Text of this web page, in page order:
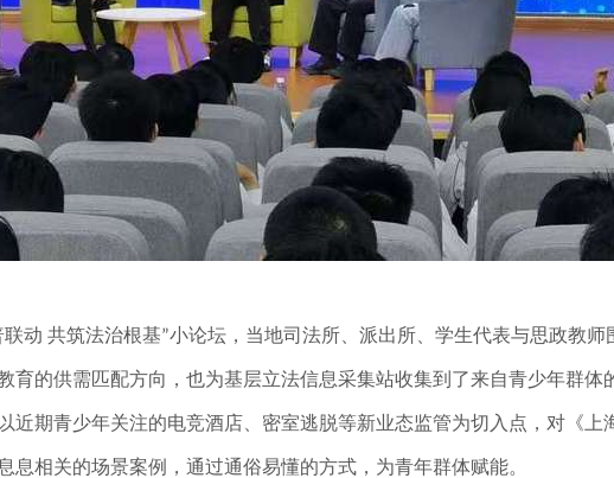
动 共筑法治根基”小论坛，当地司法所、派出所、学生代表与思政教师
育的供需匹配方向，也为基层立法信息采集站收集到了来自青少年群体
近期青少年关注的电竞酒店、密室逃脱等新业态监管为切入点，对《
息相关的场景案例，通过通俗易懂的方式，为青年群体赋能。